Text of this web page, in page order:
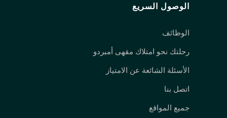
الوصول السريع
الوظائف
رحلتك نحو امتلاك مقهى أمبردو
الأسئلة الشائعة عن الامتياز
اتصل بنا
جميع المواقع